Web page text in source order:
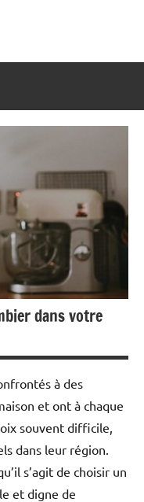
dans votre
à des
et ont à chaque
souvent difficile,
dans leur région.
s’agit de choisir un
et digne de